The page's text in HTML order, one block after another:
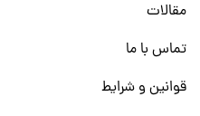
مقالات
تماس با ما
قوانین و شرایط